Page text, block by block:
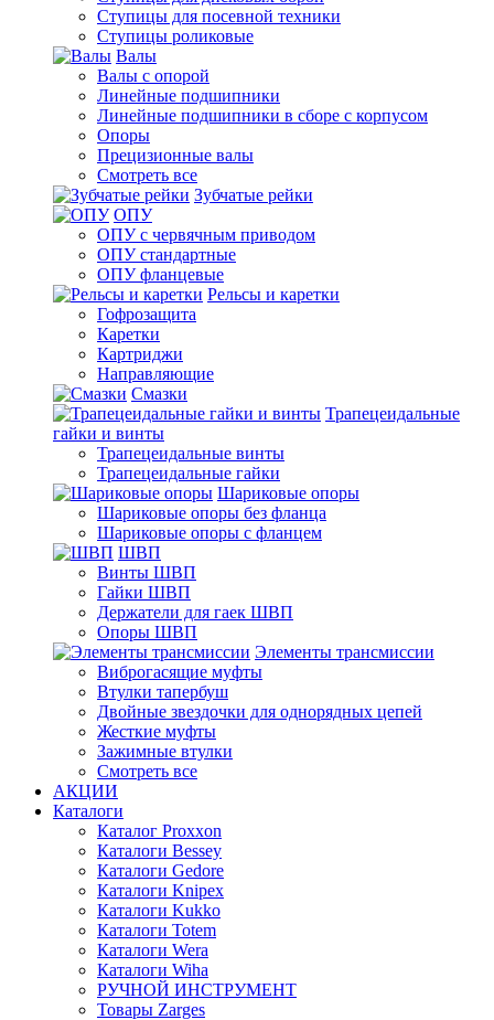
Ступицы для посевной техники
Ступицы роликовые
Валы
Валы с опорой
Линейные подшипники
Линейные подшипники в сборе с корпусом
Опоры
Прецизионные валы
Смотреть все
Зубчатые рейки
ОПУ
ОПУ с червячным приводом
ОПУ стандартные
ОПУ фланцевые
Рельсы и каретки
Гофрозащита
Каретки
Картриджи
Направляющие
Смазки
Трапецеидальные
гайки и винты
Трапецеидальные винты
Трапецеидальные гайки
Шариковые опоры
Шариковые опоры без фланца
Шариковые опоры с фланцем
ШВП
Винты ШВП
Гайки ШВП
Держатели для гаек ШВП
Опоры ШВП
Элементы трансмиссии
Виброгасящие муфты
Втулки тапербуш
Двойные звездочки для однорядных цепей
Жесткие муфты
Зажимные втулки
Смотреть все
АКЦИИ
Каталоги
Каталог Proxxon
Каталоги Bessey
Каталоги Gedore
Каталоги Knipex
Каталоги Kukko
Каталоги Totem
Каталоги Wera
Каталоги Wiha
РУЧНОЙ ИНСТРУМЕНТ
Товары Zarges